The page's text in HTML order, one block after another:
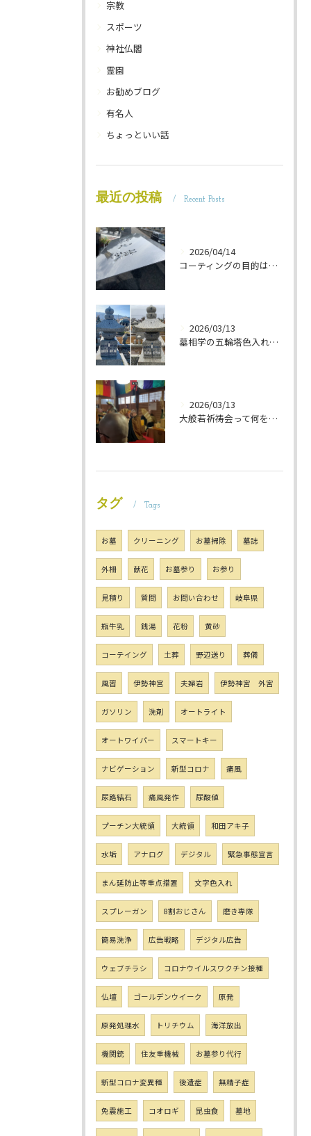
宗教
スポーツ
神社仏閣
霊園
お勧めブログ
有名人
ちょっといい話
最近の投稿 Recent Posts
2026/04/14
コーティングの目的は 墓石を保護することです 岐阜のお墓掃除屋「磨き専隊」です
2026/03/13
墓相学の五輪塔色入れ 岐阜のお墓掃除屋「磨き専隊」です
2026/03/13
大般若祈祷会って何をするの？ 岐阜のお墓掃除屋「磨き専隊」です
タグ Tags
お墓 クリーニング お墓掃除 墓誌
外柵 献花 お墓参り お参り
見積り 質問 お問い合わせ 岐阜県
瓶牛乳 銭湯 花粉 黄砂
コーテイング 土葬 野辺送り 葬儀
風習 伊勢神宮 夫婦岩 伊勢神宮 外宮
ガソリン 洗剤 オートライト
オートワイパー スマートキー
ナビゲーション 新型コロナ 痛風
尿路結石 痛風発作 尿酸値
プーチン大統領 大統領 和田アキ子
水垢 アナログ デジタル 緊急事態宣言
まん延防止等重点措置 文字色入れ
スプレーガン 8割おじさん 磨き専隊
簡易洗浄 広告戦略 デジタル広告
ウェブチラシ コロナウイルスワクチン接種
仏壇 ゴールデンウイーク 原発
原発処理水 トリチウム 海洋放出
機関銃 住友重機械 お墓参り代行
新型コロナ変異種 後遺症 無精子症
免震施工 コオロギ 昆虫食 墓地